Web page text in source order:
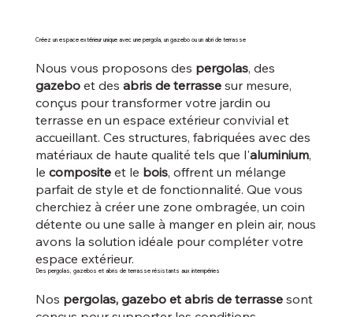
Créez un espace extérieur unique avec une pergola, un gazebo ou un abri de terrasse
Nous vous proposons des pergolas, des
gazeboet des abris de terrassesur mesure,
conçus pour transformer votre jardin ou
terrasse en un espace extérieur convivial et
accueillant. Ces structures, fabriquées avec des
matériaux de haute qualité tels que l'aluminium,
le compositeet le bois, offrent un mélange
parfait de style et de fonctionnalité. Que vous
cherchiez à créer une zone ombragée, un coin
détente ou une salle à manger en plein air, nous
avons la solution idéale pour compléter votre
espace extérieur.
Des pergolas, gazebos et abris de terrasse résistants aux intempéries
Nos pergolas, gazebo et abris de terrassesont